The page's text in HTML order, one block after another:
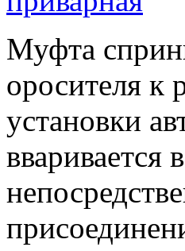
Муфта
оросителя к
установки
вваривается